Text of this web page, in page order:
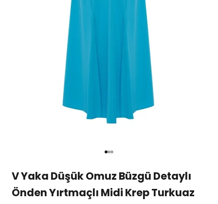
1 ögesine git
2 ögesine git
3 ögesine git
V Yaka Düşük Omuz Büzgü Detaylı
Önden Yırtmaçlı Midi Krep Turkuaz